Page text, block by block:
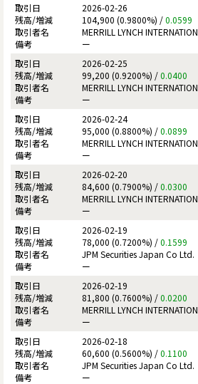
2026-02-26
104,900 (0.9800%) /0.0599
MERRILL LYNCH
ー
2026-02-25
99,200 (0.9200%) /0.0400
MERRILL LYNCH
ー
2026-02-24
95,000 (0.8800%) /0.0899
MERRILL LYNCH
ー
2026-02-20
84,600 (0.7900%) /0.0300
MERRILL LYNCH
ー
2026-02-19
78,000 (0.7200%) /0.1599
JPM Securities Japan Co Ltd.
ー
2026-02-19
81,800 (0.7600%) /0.0200
MERRILL LYNCH
ー
2026-02-18
60,600 (0.5600%) /0.1100
JPM Securities Japan Co Ltd.
ー